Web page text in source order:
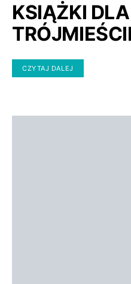
KSIĄŻKI
CZYTAJ DALEJ